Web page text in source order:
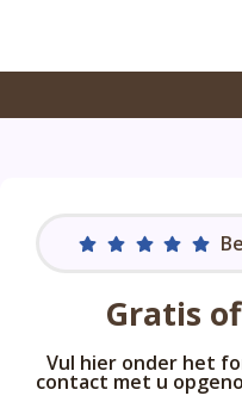
Gratis
Vul hier onder het
contact met u